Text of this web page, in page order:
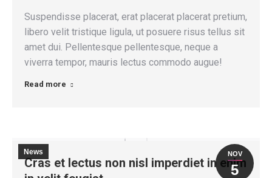
Suspendisse placerat, erat placerat placerat pretium,
libero velit tristique ligula, ut posuere risus tellus sit
amet dui. Pellentesque pellentesque, neque a
viverra tempor, mauris lectus commodo augue!
Read more
NOV
5
News
Cras et lectus non nisl imperdiet in enim